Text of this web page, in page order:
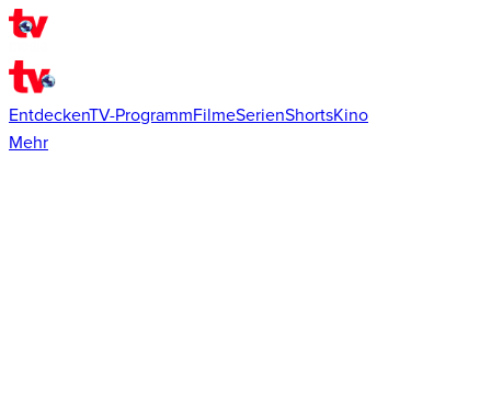
EntdeckenTV-ProgrammFilmeSerienShortsKino
Mehr